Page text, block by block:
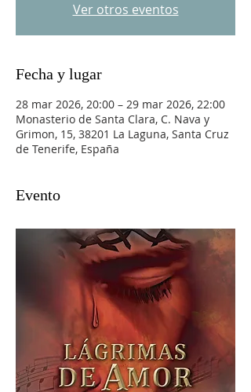
Ver otros eventos
Fecha y lugar
28 mar 2026, 20:00 – 29 mar 2026, 22:00
Monasterio de Santa Clara, C. Nava y
Grimon, 15, 38201 La Laguna, Santa Cruz
de Tenerife, España
Evento